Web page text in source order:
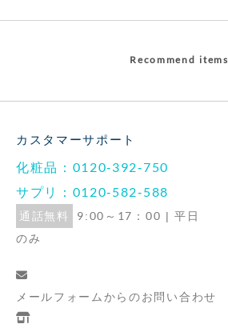
Recommend items
カスタマーサポート
化粧品：0120-392-750
サプリ：0120-582-588
通話無料
9:00～17：00 | 平日
のみ
メールフォームからのお問い合わせ